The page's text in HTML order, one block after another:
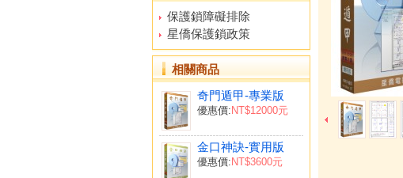
保護鎖障礙排除
星僑保護鎖政策
相關商品
奇門遁甲-專業版
優惠價: NT$12000元
金口神訣-實用版
優惠價: NT$3600元